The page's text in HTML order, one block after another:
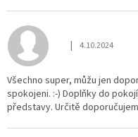
Hodnocení
| 4.10.2024
Všechno super, můžu jen
spokojeni. :-) Doplňky do
představy. Určitě